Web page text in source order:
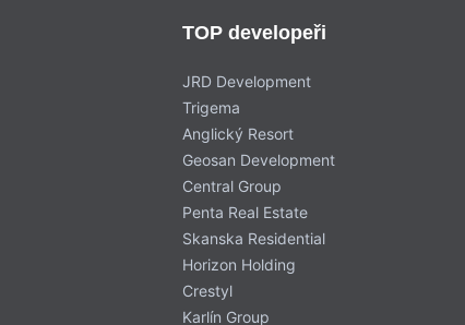
TOP developeři
JRD Development
Trigema
Anglický Resort
Geosan Development
Central Group
Penta Real Estate
Skanska Residential
Horizon Holding
Crestyl
Karlín Group